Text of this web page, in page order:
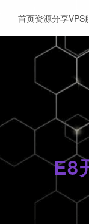
E8
首页资源分享VPS